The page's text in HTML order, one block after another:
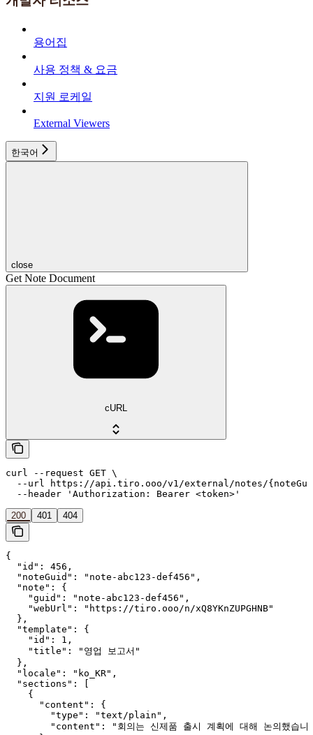
용어집
사용 정책 & 요금
지원 로케일
External Viewers
한국어
close
Get Note Document
cURL
curl --request GET \
--url https://api.tiro.ooo/v1/external/notes/
  --header 'Authorization: Bearer <token>'
200 401 404
{
  "id": 456,
  "noteGuid": "note-abc123-def456",
  "note": {
    "guid": "note-abc123-def456",
    "webUrl": "https://tiro.ooo/n/xQ8YKnZUPGHNB"
  },
  "template": {
    "id": 1,
    "title": "영업 보고서"
  },
  "locale": "ko_KR",
  "sections": [
    {
      "content": {
        "type": "text/plain",
"content": "회의는 신제품 출시 계획에 대해 논의했습니